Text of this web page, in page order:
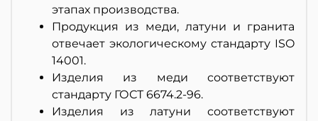
этапах производства.
Продукция из меди, латуни и гранита
отвечает экологическому стандарту ISO
14001.
Изделия из меди соответствуют
стандарту ГОСТ 6674.2-96.
Изделия из латуни соответствуют